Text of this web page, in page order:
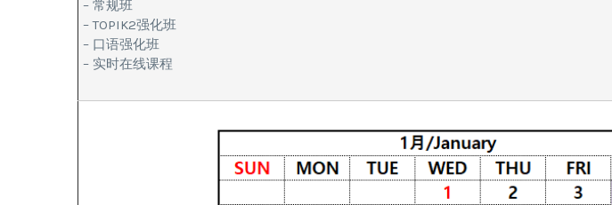
– 常规班
– TOPIK2强化班
– 口语强化班
– 实时在线课程